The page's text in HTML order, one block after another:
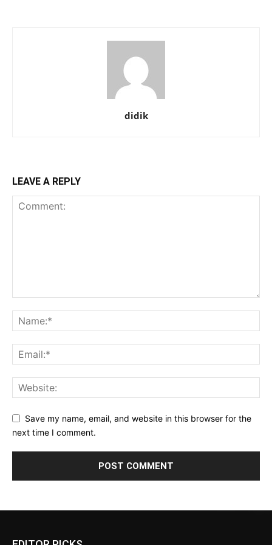
didik
LEAVE A REPLY
Save my name, email, and website in this browser for the
next time I comment.